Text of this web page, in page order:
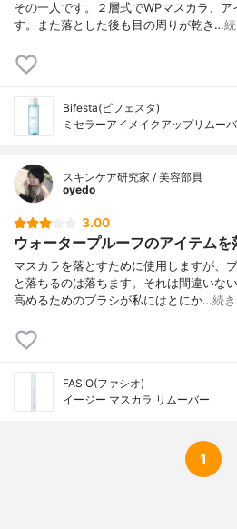
その一人です。２層式でWPマスカラ、ア
す。また落とした後も目の周りが乾き…
Bifesta(ビフェスタ)
ミセラーアイメイクアップリムー
スキンケア研究家 / 美容部員
oyedo
3.00
ウォータープルーフのアイテムを
マスカラを落とすために使用しますが、
と落ちるのは落ちます。それは間違いな
高めるためのブラシが私にはとにか…続
FASIO(ファシオ)
イージー マスカラ リムーバー
1